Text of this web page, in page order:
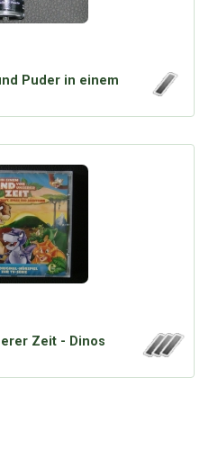
Puder in einem
Zeit - Dinos